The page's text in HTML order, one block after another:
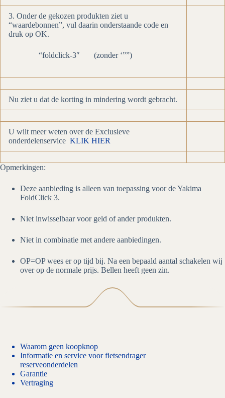
3. Onder de gekozen produkten ziet u
“waardebonnen”, vul daarin onderstaande code en
druk op OK.
“foldclick-3″ (zonder ‘””)
Nu ziet u dat de korting in mindering wordt gebracht.
U wilt meer weten over de Exclusieve
onderdelenservice KLIK HIER
Opmerkingen:
Deze aanbieding is alleen van toepassing voor de Yakima
FoldClick 3.
Niet inwisselbaar voor geld of ander produkten.
Niet in combinatie met andere aanbiedingen.
OP=OP wees er op tijd bij. Na een bepaald aantal schakelen wij
over op de normale prijs. Bellen heeft geen zin.
Waarom geen koopknop
Informatie en service voor fietsendrager
reserveonderdelen
Garantie
Vertraging